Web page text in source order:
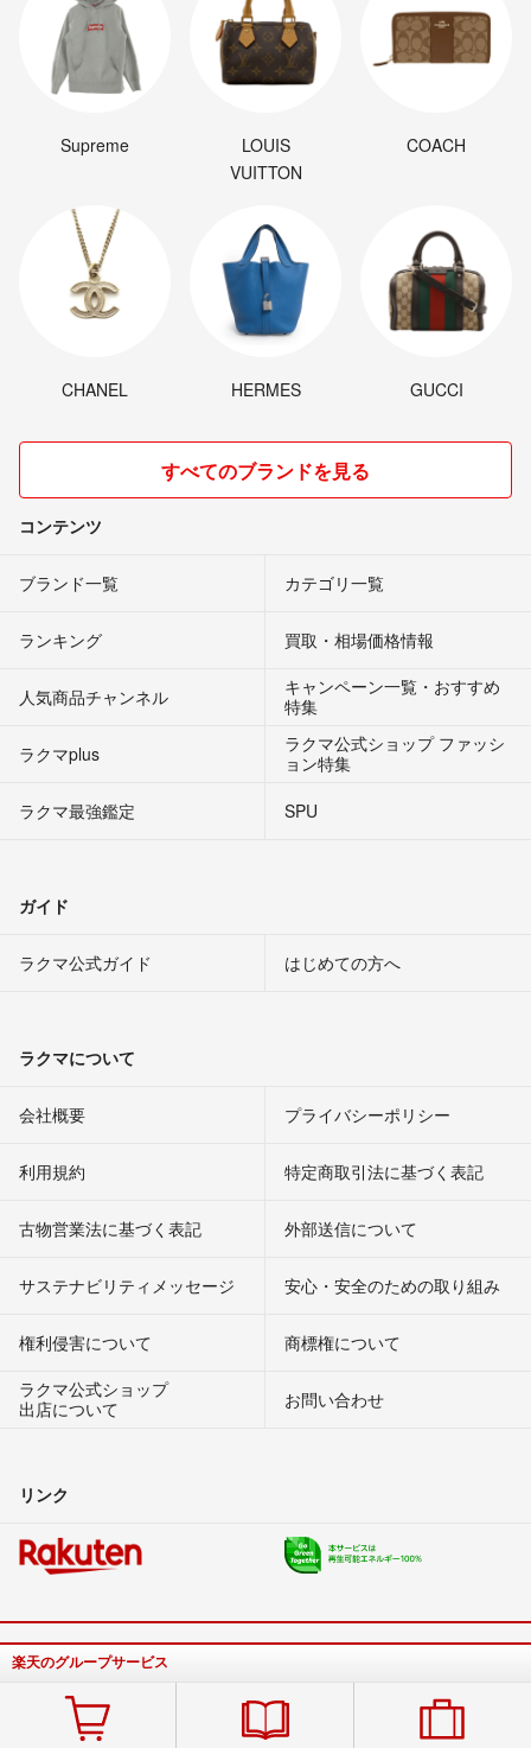
Supreme
LOUIS
VUITTON
COACH
CHANEL HERMES GUCCI
すべてのブランドを見る
コンテンツ
ブランド一覧 カテゴリ一覧
ランキング 買取・相場価格情報
人気商品チャンネル
キャンペーン一覧・おすすめ
特集
ラクマplus
ラクマ公式ショップ ファッシ
ョン特集
ラクマ最強鑑定
SPU
ガイド
ラクマ公式ガイド はじめての方へ
ラクマについて
会社概要 プライバシーポリシー
利用規約 特定商取引法に基づく表記
古物営業法に基づく表記 外部送信について
サステナビリティメッセージ 安心・安全のための取り組み
権利侵害について
商標権について
ラクマ公式ショップ
出店について
お問い合わせ
リンク
楽天のグループサービス